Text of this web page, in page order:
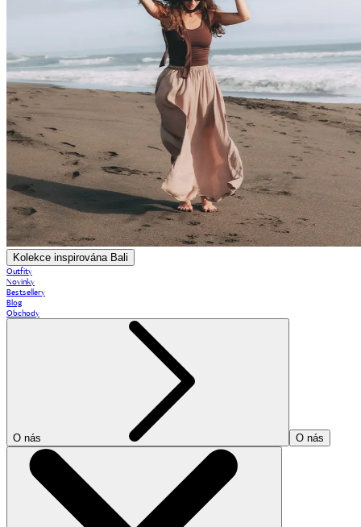
Kolekce inspirována Bali
Outfity
Novinky
Bestsellery
Blog
Obchody
O nás O nás